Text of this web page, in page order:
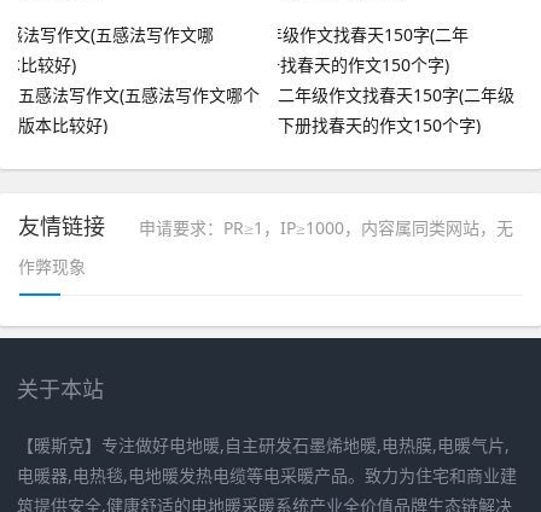
五感法写作文(五感法写作文哪个
版本比较好)
二年级作文找春天150字(二年级
下册找春天的作文150个字)
友情链接
申请要求：PR≥1，IP≥1000，内容属同类网站，无
作弊现象
关于本站
【暖斯克】专注做好电地暖,自主研发石墨烯地暖,电热膜,电暖气片,
电暖器,电热毯,电地暖发热电缆等电采暖产品。致力为住宅和商业建
筑提供安全,健康舒适的电地暖采暖系统产业全价值品牌生态链解决